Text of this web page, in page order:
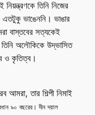
তিনি নিজের
ভাঙেননি। ভাঙার
বাস্তবের সত্যকেই
অলৌকিকে উদ্ভাসিত
ও কৃতিত্ব।
আমরা, তার শিল্পী নিমাই
৯০ বছরের। দীন দয়াল